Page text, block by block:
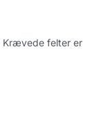
Krævede felter er